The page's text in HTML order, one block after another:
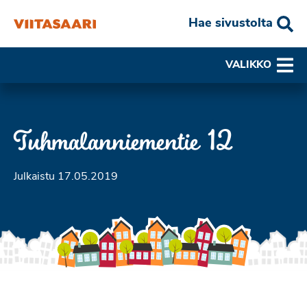
Hae sivustolta
VALIKKO
Tuhmalanniementie 12
Julkaistu 17.05.2019